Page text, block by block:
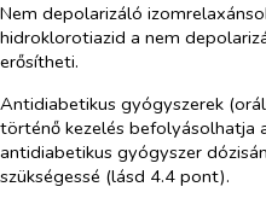
Nem depolarizáló
hidroklorotiazid a nem
erősítheti.
Antidiabetikus gyógyszerek
történő kezelés befolyásolhatja
antidiabetikus gyógyszer
szükségessé (lásd 4.4 pont).